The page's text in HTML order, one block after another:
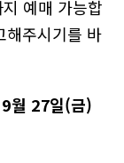
예매 가능합
해주시기를 바
월 27일(금)